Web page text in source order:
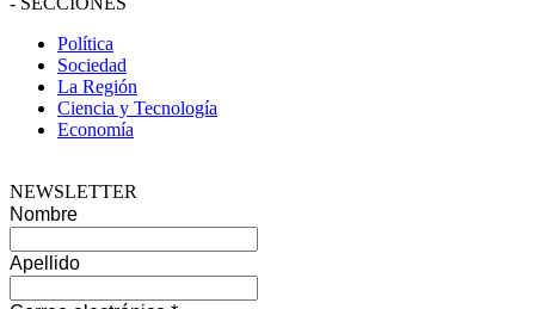
Política
Sociedad
La Región
Ciencia y Tecnología
Economía
NEWSLETTER
Nombre
Apellido